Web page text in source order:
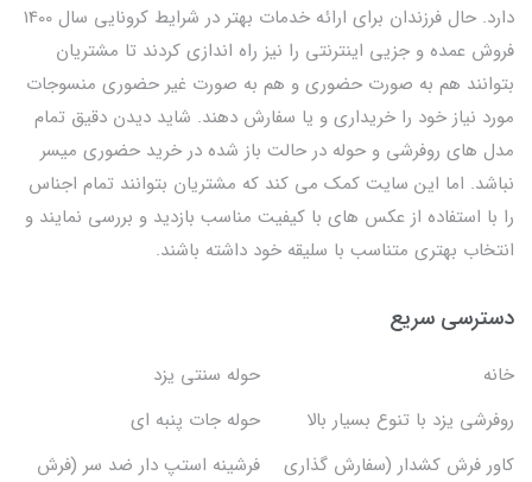
دارد. حال فرزندان برای ارائه خدمات بهتر در شرایط کرونایی سال 1400
فروش عمده و جزیی اینترنتی را نیز راه اندازی کردند تا مشتریان
بتوانند هم به صورت حضوری و هم به صورت غیر حضوری منسوجات
مورد نیاز خود را خریداری و یا سفارش دهند. شاید دیدن دقیق تمام
مدل های روفرشی و حوله در حالت باز شده در خرید حضوری میسر
نباشد. اما این سایت کمک می کند که مشتریان بتوانند تمام اجناس
را با استفاده از عکس های با کیفیت مناسب بازدید و بررسی نمایند و
انتخاب بهتری متناسب با سلیقه خود داشته باشند.
دسترسی سریع
خانه
حوله سنتی یزد
روفرشی یزد با تنوع بسیار بالا
حوله جات پنبه ای
کاور فرش کشدار (سفارش گذاری
فرشینه استپ دار ضد سر (فرش